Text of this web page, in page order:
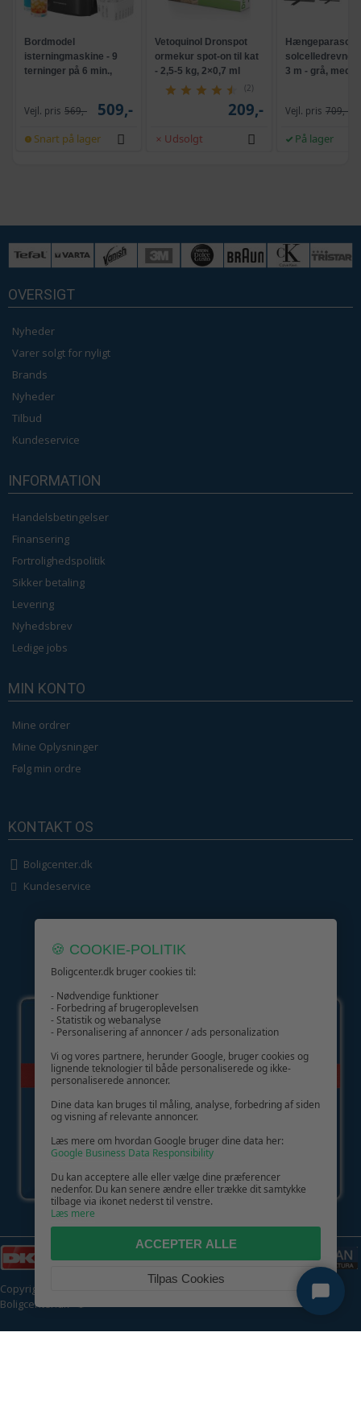
Bordmodel
isterningmaskine - 9
terninger på 6 min.,
Vejl. pris 569,- 509,-
Snart på lager
Vetoquinol Dronspot
ormekur spot-on til kat
- 2,5-5 kg, 2×0,7 ml
(2)
209,-
Udsolgt
Hængeparasols
solcelledrevne
3 m - grå, med
Vejl. pris 709,-
På lager
OVERSIGT
Nyheder
Varer solgt for nyligt
Brands
Nyheder
Tilbud
Kundeservice
INFORMATION
Handelsbetingelser
Finansering
Fortrolighedspolitik
Sikker betaling
Levering
Nyhedsbrev
Ledige jobs
MIN KONTO
Mine ordrer
Mine Oplysninger
Følg min ordre
KONTAKT OS
Boligcenter.dk
Kundeservice
GIV GLÆDE MED ET GAVEKORT!
Copyright © 2026 | CVR: DK41222093 | Alle rettigheder forbeholdes |
Boligcenter.dk 🍪
🍪 COOKIE-POLITIK
Boligcenter.dk bruger cookies til:
- Nødvendige funktioner
- Forbedring af brugeroplevelsen
- Statistik og webanalyse
- Personalisering af annoncer / ads personalization
Vi og vores partnere, herunder Google, bruger cookies og
lignende teknologier til både personaliserede og ikke-
personaliserede annoncer.
Dine data kan bruges til måling, analyse, forbedring af siden
og visning af relevante annoncer.
Læs mere om hvordan Google bruger dine data her:
Google Business Data Responsibility
Du kan acceptere alle eller vælge dine præferencer
nedenfor. Du kan senere ændre eller trække dit samtykke
tilbage via ikonet nederst til venstre.
Læs mere
ACCEPTER ALLE
Tilpas Cookies